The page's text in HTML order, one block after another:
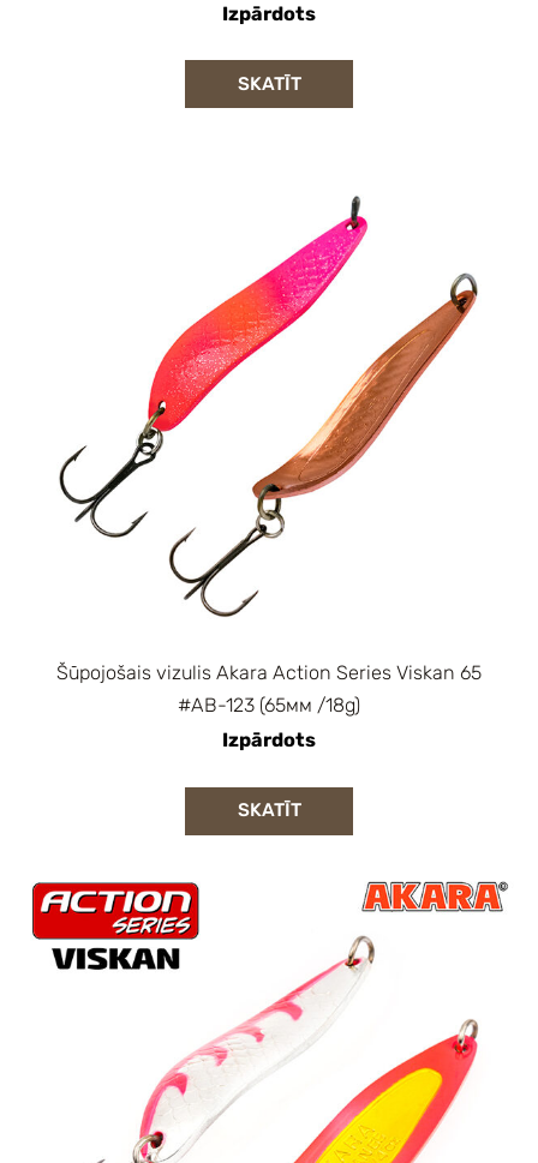
Izpārdots
SKATĪT
Šūpojošais vizulis Akara Action Series Viskan 65
#AB-123 (65мм /18g)
Izpārdots
SKATĪT